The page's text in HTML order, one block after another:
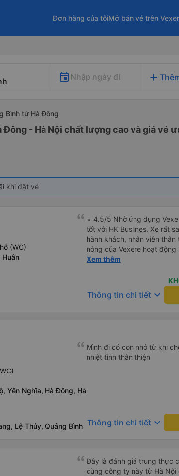
Đơn hàng của tôiMở bán vé trên
Nhập ngày đi add
Bình từ Hà Đông
- Hà Nội chất lượng cao và giá vé
khi đặt vé
(WC)
Huân
⭐ 4.5/5 Nhờ ứng dụng
tốt với HK Buslines. Xe rất
hành khách, nhân viên
nóng của Vexere hoạt
với khách hàng. Nhược
quay lại, điều này có thể
vì điểm trả khách chỉ ở
không phải ở nhà tôi :) Ưu
Tôi hy vọng ứng dụng và
mang đến nhiều tiện ích
có app Vexere mà mình
sửa, dẫn đến nguy cơ bị
hàng, chỉ tại văn phòng đại
sao cho cả app Vexere và
triển để mang lại trải
Xem thêm
Thông tin chi tiết keyboard_arrow_down
Yên Nghĩa, Hà Đông, Hà
Lệ Thủy, Quảng Bình
Mình đi có con nhỏ từ khi
nhiệt tình thân thiện
Thông tin chi tiết keyboard_arrow_down
Đây là đánh giá trung thực
cùng công ty này từ Hà